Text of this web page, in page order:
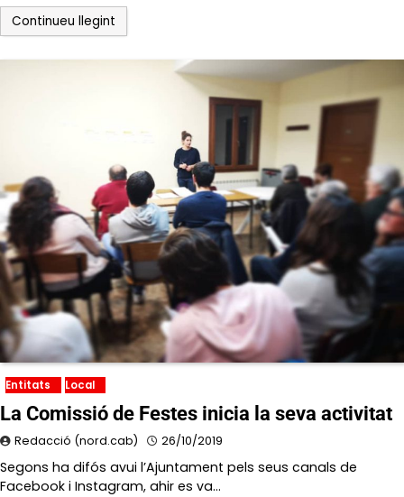
Continueu llegint
Entitats Local
La Comissió de Festes inicia la seva activitat
Redacció (nord.cab) 26/10/2019
Segons ha difós avui l’Ajuntament pels seus canals de
Facebook i Instagram, ahir es va…